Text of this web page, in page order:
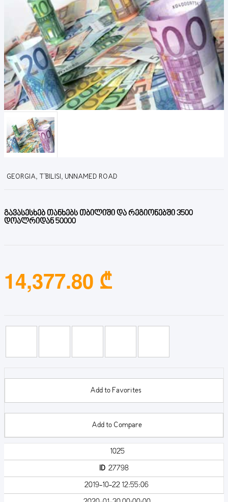
GEORGIA, T'BILISI, UNNAMED ROAD
გავასესხებ თანხებს თბილიში და რეგიონებში 3500
დოალრიდან 50000
14,377.80 ₾
Add to Favorites
Add to Compare
1025
ID27798
2019-10-22 12:55:06